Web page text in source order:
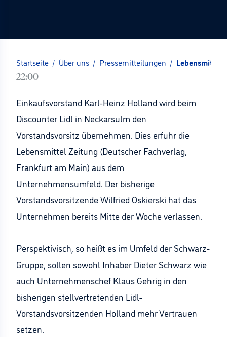
Startseite / Über uns / Pressemitteilungen / Lebensmittel
22:00
Einkaufsvorstand Karl-Heinz Holland wird beim
Discounter Lidl in Neckarsulm den
Vorstandsvorsitz übernehmen. Dies erfuhr die
Lebensmittel Zeitung (Deutscher Fachverlag,
Frankfurt am Main) aus dem
Unternehmensumfeld. Der bisherige
Vorstandsvorsitzende Wilfried Oskierski hat das
Unternehmen bereits Mitte der Woche verlassen.
Perspektivisch, so heißt es im Umfeld der Schwarz-
Gruppe, sollen sowohl Inhaber Dieter Schwarz wie
auch Unternehmenschef Klaus Gehrig in den
bisherigen stellvertretenden Lidl-
Vorstandsvorsitzenden Holland mehr Vertrauen
setzen.